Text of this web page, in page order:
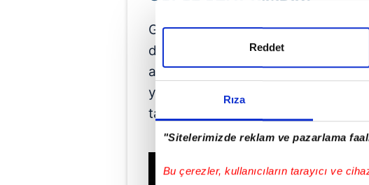
Rıza
"Sitelerimizde reklam ve pazarlama
Bu çerezler, kullanıcıların tarayıcı ve
Reddet
Gerçek adı Gupse Özay, 30
doğmuştur. Tam adı Gupse Özay
ailesinin kökeni itibarıyla Çerkes
yıllarını İzmir'in Bornova ilçesinde
tamamlamıştır.